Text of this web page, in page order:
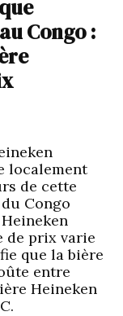
Congo :
localement
de cette
Congo
de prix varie
que la bière
entre
Heineken